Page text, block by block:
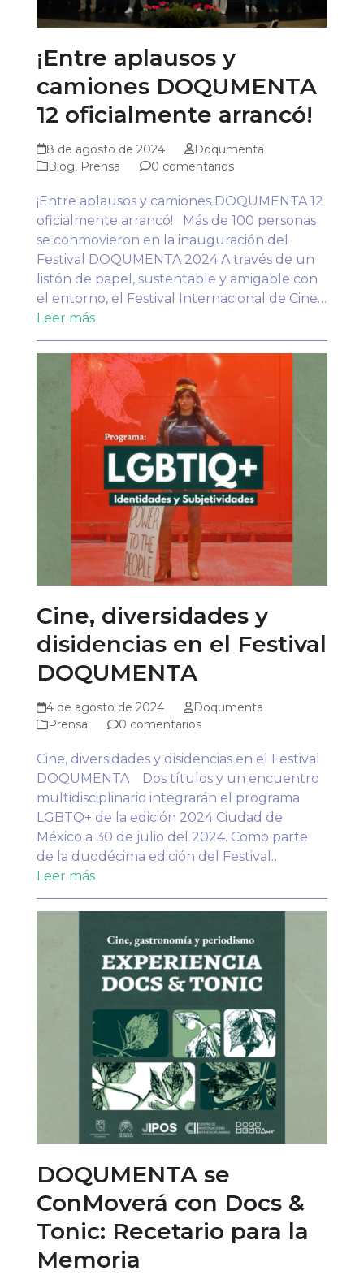
¡Entre aplausos y
camiones DOQUMENTA
12 oficialmente arrancó!
8 de agosto de 2024
Doqumenta
Blog, Prensa 0 comentarios
¡Entre aplausos y camiones DOQUMENTA 12
oficialmente arrancó! Más de 100 personas
se conmovieron en la inauguración del
Festival DOQUMENTA 2024 A través de un
listón de papel, sustentable y amigable con
el entorno, el Festival Internacional de Cine…
Leer más
Cine, diversidades y
disidencias en el Festival
DOQUMENTA
4 de agosto de 2024
Doqumenta
Prensa
0 comentarios
Cine, diversidades y disidencias en el Festival
DOQUMENTA Dos títulos y un encuentro
multidisciplinario integrarán el programa
LGBTQ+ de la edición 2024 Ciudad de
México a 30 de julio del 2024. Como parte
de la duodécima edición del Festival…
Leer más
DOQUMENTA se
ConMoverá con Docs &
Tonic: Recetario para la
Memoria